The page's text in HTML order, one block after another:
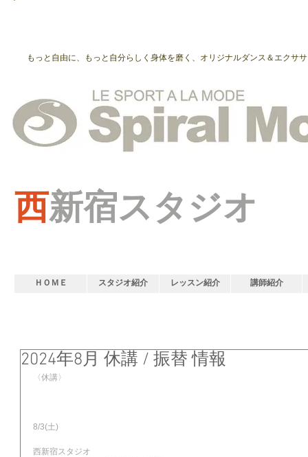
もっと自由に、もっと自分らしく身体を磨く、オリジナルダンス＆エクサ
西新宿スタジオ
ＨＯＭＥ スタジオ紹介 レッスン紹介 講師紹介
2024年8月 休講 / 振替 情報
〈休講〉
8/3(土)
西新宿スタジオ